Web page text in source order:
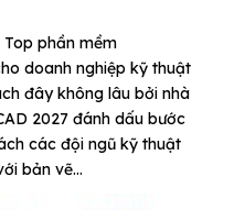
phần mềm
doanh nghiệp kỹ thuật
đây không lâu bởi nhà
2027 đánh dấu bước
các đội ngũ kỹ thuật
bản vẽ...